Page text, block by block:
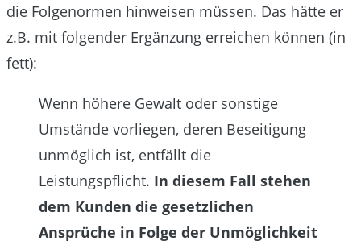
die Folgenormen hinweisen müssen. Das hätte er
z.B. mit folgender Ergänzung erreichen können (in
fett):
Wenn höhere Gewalt oder sonstige
Umstände vorliegen, deren Beseitigung
unmöglich ist, entfällt die
Leistungspflicht. In diesem Fall stehen
dem Kunden die gesetzlichen
Ansprüche in Folge der Unmöglichkeit